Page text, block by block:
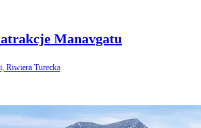
Manavgatu
Riwiera Turecka